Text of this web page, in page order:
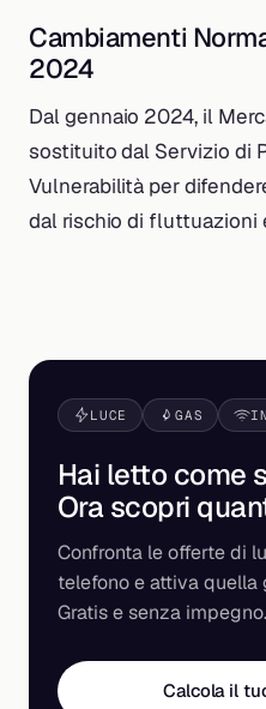
Cambiamenti
2024
Dal gennaio 2024, il
sostituito dal Servizio di
Vulnerabilità per
dal rischio di fluttuazioni
LUCE GAS
Hai letto come
Ora scopri
Confronta le offerte di
telefono e attiva
Gratis e senza impegno.
Calcola il